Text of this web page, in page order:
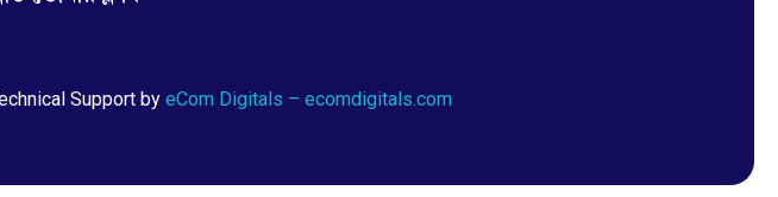
Support by eCom Digitals – ecomdigitals.com